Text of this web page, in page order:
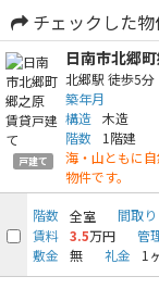
チェックした物
戸建て
日南市北郷
北郷駅 徒歩5分
築年月
構造 木造
階数
1階建
海・山ともに
物件です。
階数 全室 間取り
賃料 3.5万円 管
敷金
無 礼金 1